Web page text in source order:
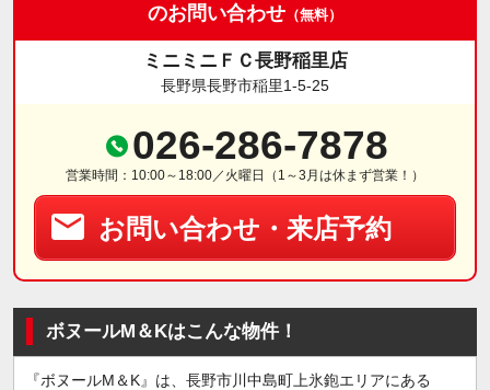
のお問い合わせ （無料）
ミニミニＦＣ長野稲里店
長野県長野市稲里1-5-25
026-286-7878
営業時間：10:00～18:00／火曜日（1～3月は休まず営業！）
お問い合わせ・来店予約
ボヌールM＆Kはこんな物件！
『ボヌールM＆K』は、長野市川中島町上氷鉋エリアにある